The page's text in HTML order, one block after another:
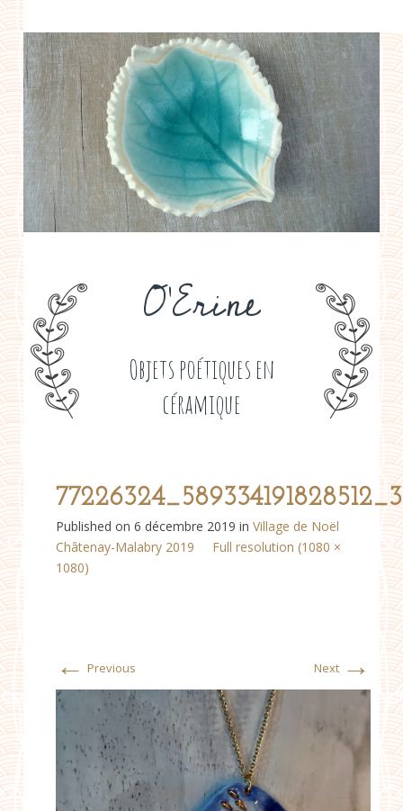
O'Erine
Objets poétiques en
céramique
a propos
boutiques de créateurs
contact
politique de confidentialité
Published on 6 décembre 2019 in Village de Noël
Châtenay-Malabry 2019
Full resolution (1080 ×
1080)
← Previous Next →